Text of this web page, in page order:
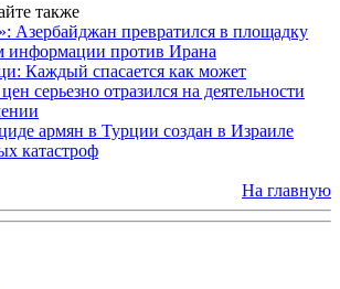
также
Азербайджан превратился в площадку
информации против Ирана
Каждый спасается как может
серьезно отразился на деятельности
армян в Турции создан в Израиле
катастроф
На главную